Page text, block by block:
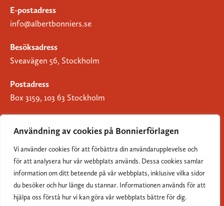
Användning av cookies på Bonnierförlagen
Vi använder cookies för att förbättra din användarupplevelse och
för att analysera hur vår webbplats används. Dessa cookies samlar
information om ditt beteende på vår webbplats, inklusive vilka sidor
du besöker och hur länge du stannar. Informationen används för att
hjälpa oss förstå hur vi kan göra vår webbplats bättre för dig.
E-postadress
info@albertbonniers.se
Besöksadress
Sveavägen 56, Stockholm
Postadress
Box 3159, 103 63 Stockholm
Om Bonnierförlagen
Cookies
Integritetspolicy